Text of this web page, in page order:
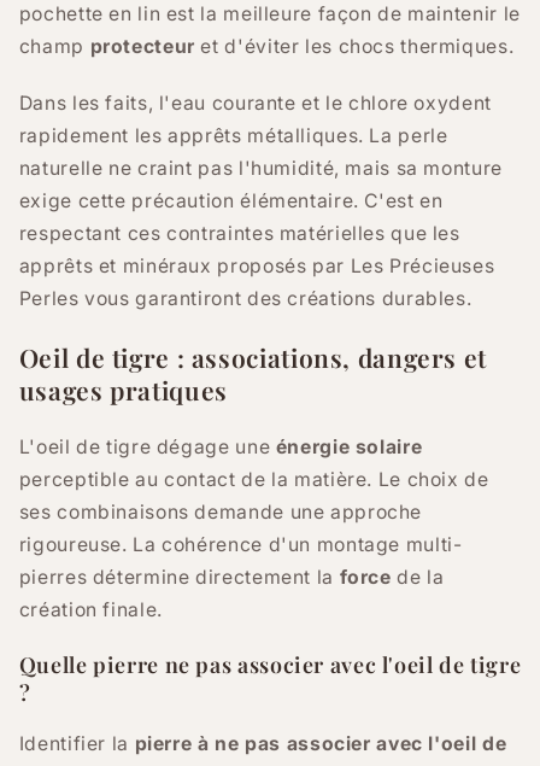
pochette en lin est la meilleure façon de maintenir le
champ protecteur et d'éviter les chocs thermiques.
Dans les faits, l'eau courante et le chlore oxydent
rapidement les apprêts métalliques. La perle
naturelle ne craint pas l'humidité, mais sa monture
exige cette précaution élémentaire. C'est en
respectant ces contraintes matérielles que les
apprêts et minéraux proposés par Les Précieuses
Perles vous garantiront des créations durables.
Oeil de tigre : associations, dangers et
usages pratiques
L'oeil de tigre dégage une énergie solaire
perceptible au contact de la matière. Le choix de
ses combinaisons demande une approche
rigoureuse. La cohérence d'un montage multi-
pierres détermine directement la force de la
création finale.
Quelle pierre ne pas associer avec l'oeil de tigre
?
Identifier la pierre à ne pas associer avec l'oeil de